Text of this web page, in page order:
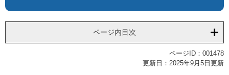
ページ内目次
ページID：001478
更新日：2025年9月5日更新